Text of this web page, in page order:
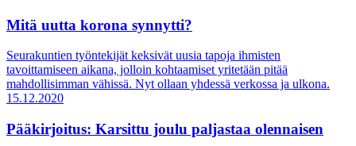
Mitä uutta korona synnytti?
Seurakuntien työntekijät keksivät uusia tapoja ihmisten
tavoittamiseen aikana, jolloin kohtaamiset yritetään pitää
mahdollisimman vähissä. Nyt ollaan yhdessä verkossa ja ulkona.
15.12.2020
Pääkirjoitus: Karsittu joulu paljastaa olennaisen